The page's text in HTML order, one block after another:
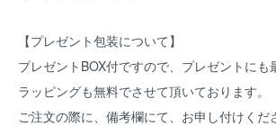
【プレゼント包装について】
プレゼントBOX付ですので、プレゼントにも
ラッピングも無料でさせて頂いております。
ご注文の際に、備考欄にて、お申し付けくだ